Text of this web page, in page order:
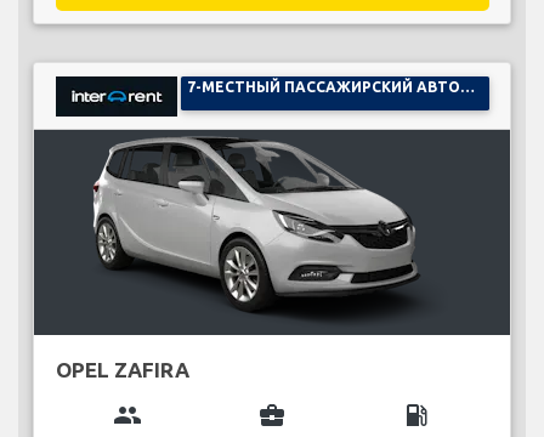
OPEL ZAFIRA
group business_center local_gas_station